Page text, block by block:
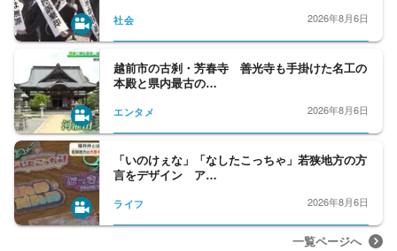
社会 2026年8月6日
越前市の古刹・芳春寺 善光寺も手掛けた名工の
本殿と県内最古の…
エンタメ 2026年8月6日
「いのけぇな」「なしたこっちゃ」若狭地方の方
言をデザイン ア…
ライフ 2026年8月6日
一覧ページへ